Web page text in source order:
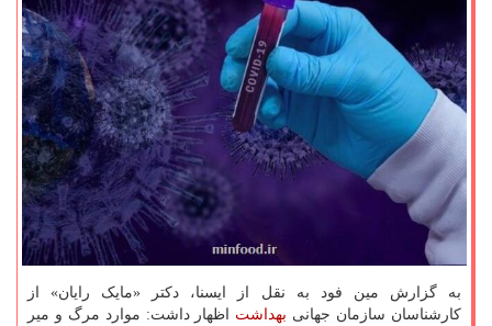
به گزارش مین فود به نقل از ایسنا، دکتر «مایک رایان» از
کارشناسان سازمان جهانی بهداشت اظهار داشت: موارد مرگ و میر